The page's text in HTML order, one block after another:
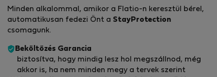
Minden alkalommal, amikor a Flatio-n keresztül bérel,
automatikusan fedezi Önt a StayProtection
csomagunk.
Beköltözés Garancia
biztosítva, hogy mindig lesz hol megszállnod, még
akkor is, ha nem minden megy a tervek szerint